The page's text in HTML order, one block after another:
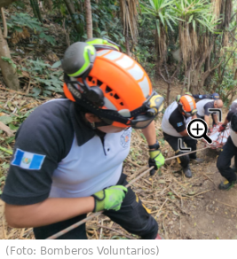
(Foto: Bomberos Voluntarios)